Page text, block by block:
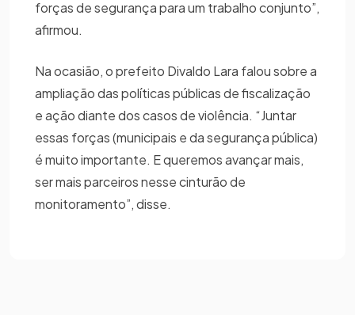
forças de segurança para um trabalho conjunto”,
afirmou.
Na ocasião, o prefeito Divaldo Lara falou sobre a
ampliação das políticas públicas de fiscalização
e ação diante dos casos de violência. “Juntar
essas forças (municipais e da segurança pública)
é muito importante. E queremos avançar mais,
ser mais parceiros nesse cinturão de
monitoramento”, disse.